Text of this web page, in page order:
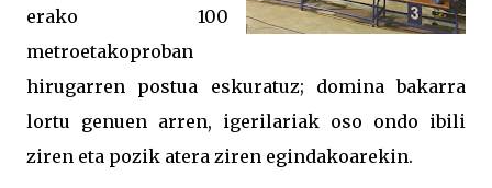
erako 100
metroetakoproban
hirugarren postua eskuratuz; domina bakarra
lortu genuen arren, igerilariak oso ondo ibili
ziren eta pozik atera ziren egindakoarekin.